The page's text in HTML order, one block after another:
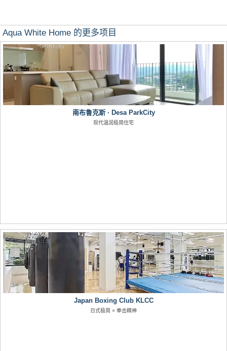
Aqua White Home 的更多项目
南布鲁克斯 · Desa ParkCity
现代温润极简住宅
Japan Boxing Club KLCC
日式极简 × 拳击精神